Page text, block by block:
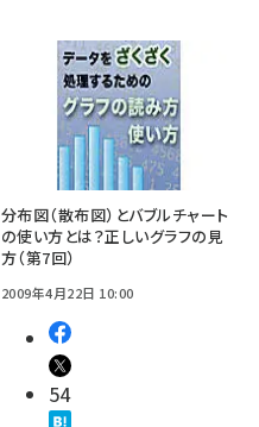
分布図（散布図）とバブルチャート
の使い方とは？正しいグラフの見
方（第7回）
2009年4月22日 10:00
54